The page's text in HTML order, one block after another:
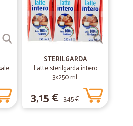
STERILGARDA
Latte sterilgarda intero
3x250 ml.
3,15 € 3,45 €